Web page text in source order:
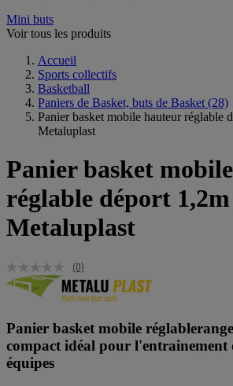
Mini buts
Voir tous les produits
Accueil
Sports collectifs
Basketball
Paniers de Basket, buts de Basket (28)
Panier basket mobile hauteur réglable
Metaluplast
Panier basket
réglable déport
Metaluplast
(0)
Panier basket mobile
compact idéal pour l'entrainement
équipes